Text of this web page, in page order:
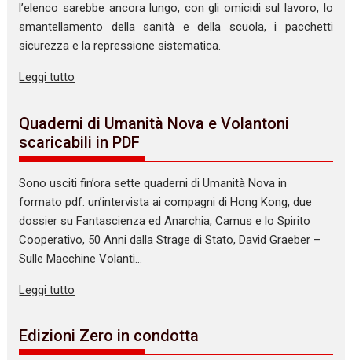
l’elenco sarebbe ancora lungo, con gli omicidi sul lavoro, lo
smantellamento della sanità e della scuola, i pacchetti
sicurezza e la repressione sistematica.
Leggi tutto
Quaderni di Umanità Nova e Volantoni
scaricabili in PDF
Sono usciti fin’ora sette quaderni di Umanità Nova in
formato pdf: un’intervista ai compagni di Hong Kong, due
dossier su Fantascienza ed Anarchia, Camus e lo Spirito
Cooperativo, 50 Anni dalla Strage di Stato, David Graeber –
Sulle Macchine Volanti…
Leggi tutto
Edizioni Zero in condotta